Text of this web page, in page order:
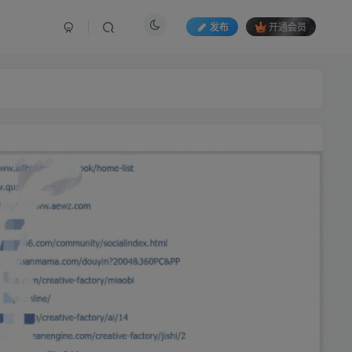
发布 开通会员